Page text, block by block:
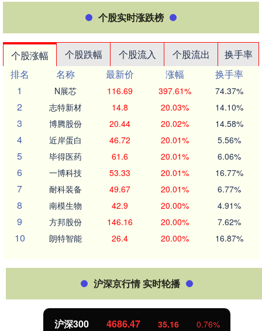
个股实时涨跌榜
个股涨幅 个股跌幅 个股流入 个股流出
换手率
排名
名称 最新价 涨幅
换手率
1
N展芯 116.69 397.61% 74.37%
2 志特新材 14.8 20.03% 14.10%
3 博腾股份 20.44 20.02% 14.58%
4 近岸蛋白 46.72 20.01% 5.56%
5 毕得医药 61.6 20.01% 6.06%
6 一博科技 53.33 20.01% 16.77%
7 耐科装备 49.67 20.01% 6.77%
8 南模生物 42.9 20.00% 4.91%
9 方邦股份 146.16 20.00% 7.62%
10 朗特智能 26.4 20.00% 16.87%
沪深京行情 实时轮播
沪深300 4686.47 35.16 0.76%